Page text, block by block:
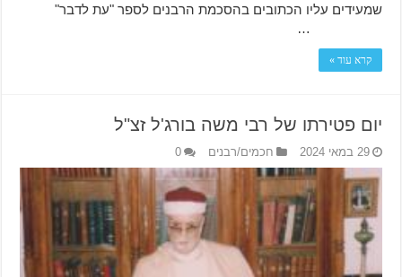
שמעידים עליו הכתובים בהסכמת הרבנים לספר "עת לדבר"
…
קרא עוד »
יום פטירתו של רבי משה בורג'ל זצ"ל
29 במאי 2024 חכמים/רבנים 0